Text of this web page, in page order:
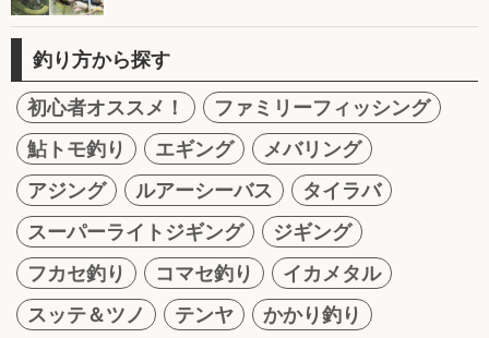
釣り方から探す
初心者オススメ！
ファミリーフィッシング
鮎トモ釣り
エギング
メバリング
アジング
ルアーシーバス
タイラバ
スーパーライトジギング
ジギング
フカセ釣り
コマセ釣り
イカメタル
スッテ＆ツノ
テンヤ
かかり釣り